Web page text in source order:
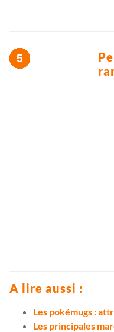
A lire aussi :
Les pokémugs :
Les principales